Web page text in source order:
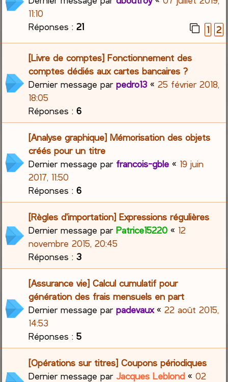
11:10
Réponses :21 1 2
[Livre de comptes] Fonctionnement des
comptes dédiés aux cartes bancaires ?
Dernier message parpedro13 «25 février 2018,
18:05
Réponses :6
[Analyse graphique] Mémorisation des objets
créés pour un titre
Dernier message par francois-gble « 19 juin
2017, 11:50
Réponses :6
[Règles d'importation] Expressions régulières
Dernier message parPatrice15220 « 12
novembre 2015, 20:45
Réponses :3
[Assurance vie] Calcul cumulatif pour
génération des frais mensuels en part
Dernier message parpadevaux«22 août 2015,
14:53
Réponses :5
[Opérations sur titres] Coupons périodiques
Dernier message parJacques Leblond «02